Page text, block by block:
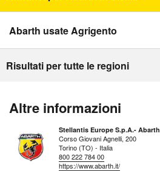
Abarth usate Agrigento
Risultati per tutte le regioni
Altre informazioni
Stellantis Europe S.p.A.- Abarth
Corso Giovani Agnelli, 200
Torino (TO) - Italia
800 222 784 00
https://www.abarth.it/